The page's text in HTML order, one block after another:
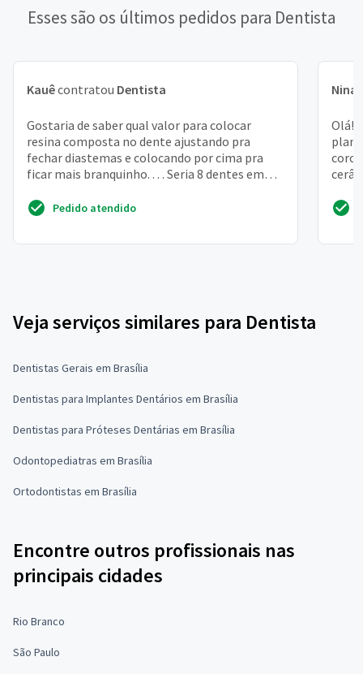
Esses são os últimos pedidos para Dentista
Kauêcontratou Dentista
Gostaria de saber qual valor para colocar
resina composta no dente ajustando pra
fechar diastemas e colocando por cima pra
ficar mais branquinho. . . . Seria 8 dentes em
Pedido atendido
Nina
Olá!
Veja serviços similares para Dentista
Dentistas Gerais em Brasília
Dentistas para Implantes Dentários em Brasília
Dentistas para Próteses Dentárias em Brasília
Odontopediatras em Brasília
Ortodontistas em Brasília
Encontre outros profissionais nas
principais cidades
Rio Branco
São Paulo